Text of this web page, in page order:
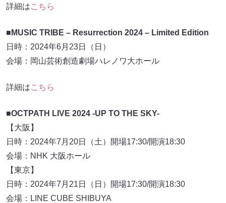
詳細はこちら
■MUSIC TRIBE – Resurrection 2024 – Limited Edition
⽇時：2024年6⽉23⽇（⽇）
会場：岡⼭芸術創造劇場ハレノワ⼤ホール
詳細はこちら
■OCTPATH LIVE 2024 -UP TO THE SKY-
【大阪】
日時：2024年7月20日（土）開場17:30/開演18:30
会場：NHK 大阪ホール
【東京】
日時：2024年7月21日（日）開場17:30/開演18:30
会場：LINE CUBE SHIBUYA